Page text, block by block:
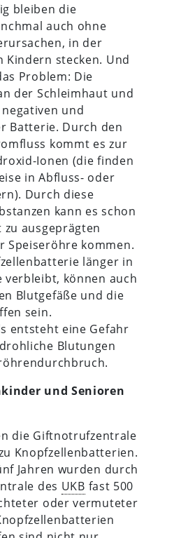
bleiben die
auch ohne
in der
Kindern stecken. Und
Problem: Die
der Schleimhaut und
und
Batterie. Durch den
kommt es zur
Ionen (die finden
in Abfluss- oder
Durch diese
kann es schon
zu ausgeprägten
Speiseröhre kommen.
länger in
verbleibt, können auch
Blutgefäße und die
sein.
entsteht eine Gefahr
Blutungen
und Senioren
die Giftnotrufzentrale
Knopfzellenbatterien.
Jahren wurden durch
des UKB fast 500
oder vermuteter